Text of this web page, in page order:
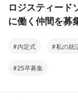
ロジスティード
に働く仲間を募
内定式 私の就
25卒募集